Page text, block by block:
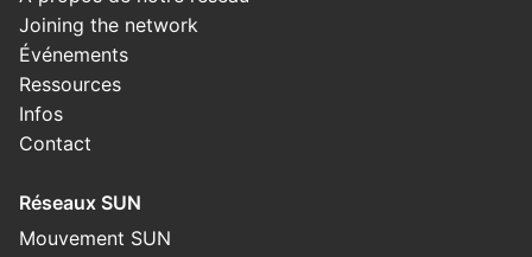
Joining the network
Événements
Ressources
Infos
Contact
Réseaux SUN
Mouvement SUN